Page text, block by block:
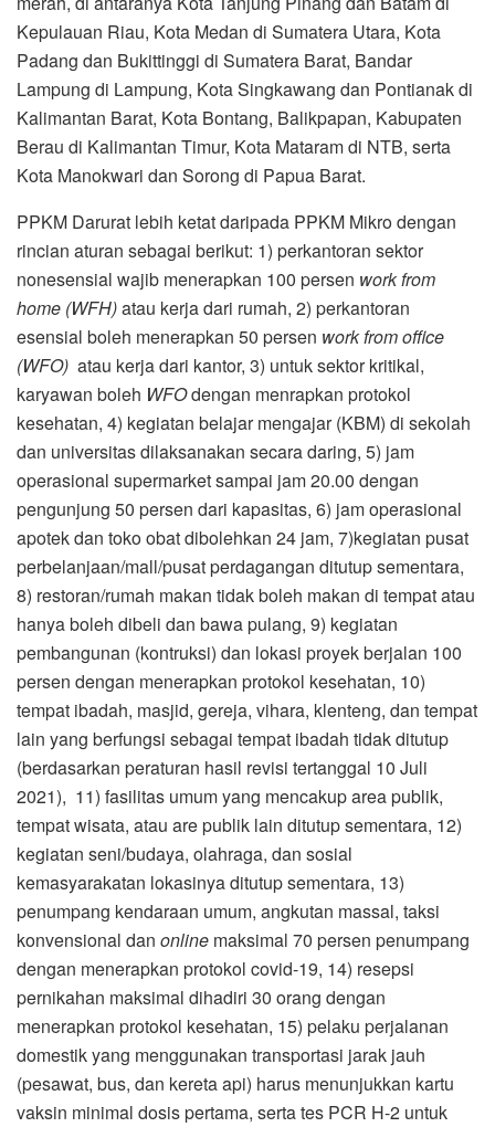
Kepulauan Riau, Kota Medan di Sumatera Utara, Kota
Padang dan Bukittinggi di Sumatera Barat, Bandar
Lampung di Lampung, Kota Singkawang dan Pontianak di
Kalimantan Barat, Kota Bontang, Balikpapan, Kabupaten
Berau di Kalimantan Timur, Kota Mataram di NTB, serta
Kota Manokwari dan Sorong di Papua Barat.
PPKM Darurat lebih ketat daripada PPKM Mikro dengan
rincian aturan sebagai berikut: 1) perkantoran sektor
nonesensial wajib menerapkan 100 persen work from
home (WFH)atau kerja dari rumah, 2) perkantoran
esensial boleh menerapkan 50 persen work from office
(WFO) atau kerja dari kantor, 3) untuk sektor kritikal,
karyawan boleh WFOdengan menrapkan protokol
kesehatan, 4) kegiatan belajar mengajar (KBM) di sekolah
dan universitas dilaksanakan secara daring, 5) jam
operasional supermarket sampai jam 20.00 dengan
pengunjung 50 persen dari kapasitas, 6) jam operasional
apotek dan toko obat dibolehkan 24 jam, 7)kegiatan pusat
perbelanjaan/mall/pusat perdagangan ditutup sementara,
8) restoran/rumah makan tidak boleh makan di tempat atau
hanya boleh dibeli dan bawa pulang, 9) kegiatan
pembangunan (kontruksi) dan lokasi proyek berjalan 100
persen dengan menerapkan protokol kesehatan, 10)
tempat ibadah, masjid, gereja, vihara, klenteng, dan tempat
lain yang berfungsi sebagai tempat ibadah tidak ditutup
(berdasarkan peraturan hasil revisi tertanggal 10 Juli
2021), 11) fasilitas umum yang mencakup area publik,
tempat wisata, atau are publik lain ditutup sementara, 12)
kegiatan seni/budaya, olahraga, dan sosial
kemasyarakatan lokasinya ditutup sementara, 13)
penumpang kendaraan umum, angkutan massal, taksi
konvensional dan online maksimal 70 persen penumpang
dengan menerapkan protokol covid-19, 14) resepsi
pernikahan maksimal dihadiri 30 orang dengan
menerapkan protokol kesehatan, 15) pelaku perjalanan
domestik yang menggunakan transportasi jarak jauh
(pesawat, bus, dan kereta api) harus menunjukkan kartu
vaksin minimal dosis pertama, serta tes PCR H-2 untuk